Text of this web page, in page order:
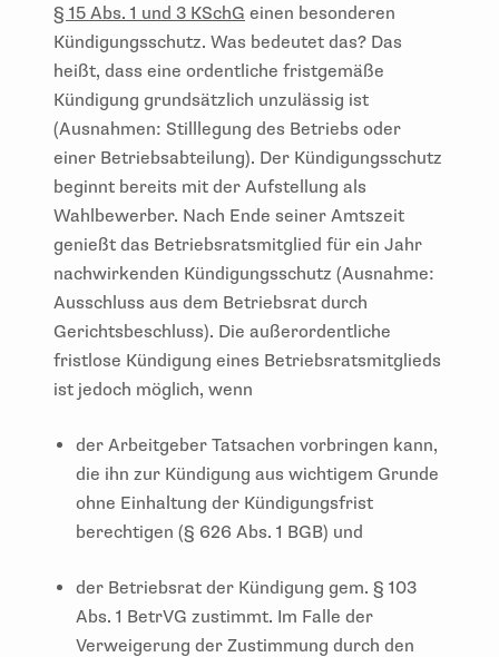
§ 15 Abs. 1 und 3 KSchG einen besonderen
Kündigungsschutz. Was bedeutet das? Das
heißt, dass eine ordentliche fristgemäße
Kündigung grundsätzlich unzulässig ist
(Ausnahmen: Stilllegung des Betriebs oder
einer Betriebsabteilung). Der Kündigungsschutz
beginnt bereits mit der Aufstellung als
Wahlbewerber. Nach Ende seiner Amtszeit
genießt das Betriebsratsmitglied für ein Jahr
nachwirkenden Kündigungsschutz (Ausnahme:
Ausschluss aus dem Betriebsrat durch
Gerichtsbeschluss). Die außerordentliche
fristlose Kündigung eines Betriebsratsmitglieds
ist jedoch möglich, wenn
der Arbeitgeber Tatsachen vorbringen kann,
die ihn zur Kündigung aus wichtigem Grunde
ohne Einhaltung der Kündigungsfrist
berechtigen (§ 626 Abs. 1 BGB) und
der Betriebsrat der Kündigung gem. § 103
Abs. 1 BetrVG zustimmt. Im Falle der
Verweigerung der Zustimmung durch den